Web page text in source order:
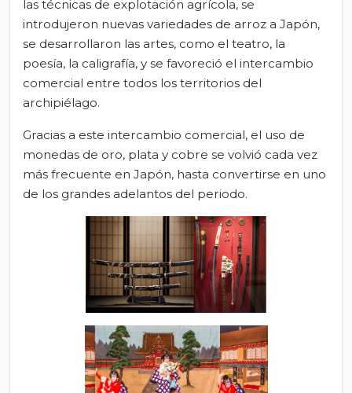
las técnicas de explotación agrícola, se
introdujeron nuevas variedades de arroz a Japón,
se desarrollaron las artes, como el teatro, la
poesía, la caligrafía, y se favoreció el intercambio
comercial entre todos los territorios del
archipiélago.
Gracias a este intercambio comercial, el uso de
monedas de oro, plata y cobre se volvió cada vez
más frecuente en Japón, hasta convertirse en uno
de los grandes adelantos del periodo.